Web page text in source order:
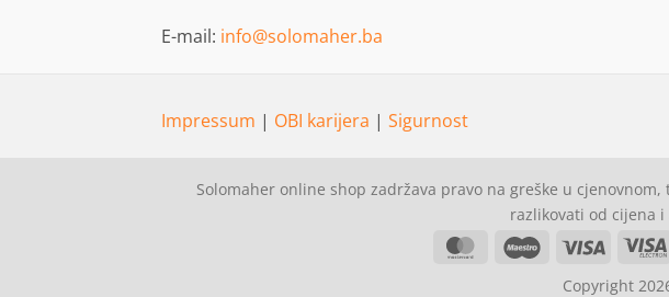
E-mail: info@solomaher.ba
Impressum | OBI karijera | Sigurnost
Solomaher online shop zadržava pravo na greške u
razlikovati od cijena
MasterCardMaestro Visa
Copyright